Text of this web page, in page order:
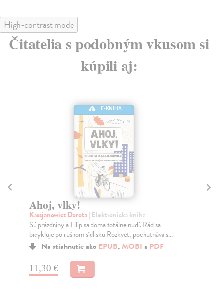
High-contrast mode
Čitatelia s podobným vkusom si
kúpili aj:
E-KNIHA
Ahoj, vlky!
Kassjanowicz Dorota| Elektronická kniha
Sú prázdniny a Filip sa doma totálne nudí. Rád sa
bicykluje po rušnom sídlisku Rozkvet, pochutnáva s...
Na stiahnutie ako EPUB, MOBI a PDF
11,30 €